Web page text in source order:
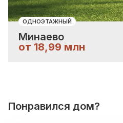
ОДНОЭТАЖНЫЙ
Минаево
от 18,99 млн
Понравился дом?